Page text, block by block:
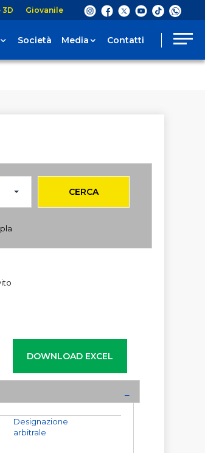
3D Giovanile
Società Media Contatti
CERCA
Designazione
arbitrale